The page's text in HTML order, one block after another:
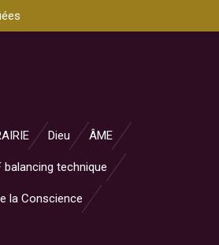
Dieu ÂME
balancing technique
la Conscience